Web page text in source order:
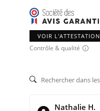
VOIR L'ATTESTATION
Contrôle & qualité
Nathalie H.